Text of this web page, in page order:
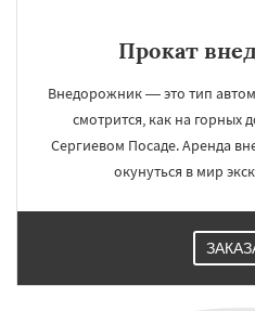
Прокат
Внедорожник — это тип
смотрится, как на горных
Сергиевом Посаде. Аренда
окунуться в мир